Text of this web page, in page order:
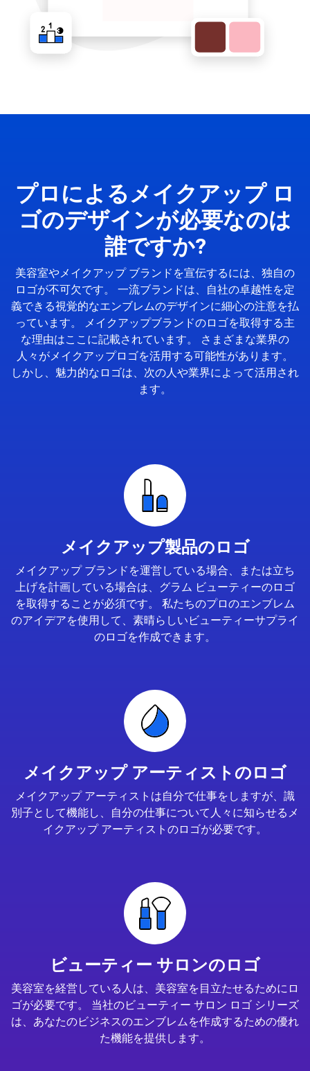
プロによるメイクアップ ロ
ゴのデザインが必要なのは
誰ですか?
美容室やメイクアップ ブランドを宣伝するには、独自の
ロゴが不可欠です。 一流ブランドは、自社の卓越性を定
義できる視覚的なエンブレムのデザインに細心の注意を払
っています。 メイクアップブランドのロゴを取得する主
な理由はここに記載されています。 さまざまな業界の
人々がメイクアップロゴを活用する可能性があります。
しかし、魅力的なロゴは、次の人や業界によって活用され
ます。
メイクアップ製品のロゴ
メイクアップ ブランドを運営している場合、または立ち
上げを計画している場合は、グラム ビューティーのロゴ
を取得することが必須です。 私たちのプロのエンブレム
のアイデアを使用して、素晴らしいビューティーサプライ
のロゴを作成できます。
メイクアップ アーティストのロゴ
メイクアップ アーティストは自分で仕事をしますが、識
別子として機能し、自分の仕事について人々に知らせるメ
イクアップ アーティストのロゴが必要です。
ビューティー サロンのロゴ
美容室を経営している人は、美容室を目立たせるためにロ
ゴが必要です。 当社のビューティー サロン ロゴ シリーズ
は、あなたのビジネスのエンブレムを作成するための優れ
た機能を提供します。